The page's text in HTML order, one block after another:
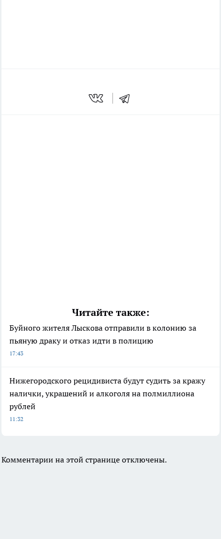
Читайте также:
Буйного жителя Лыскова отправили в колонию за
пьяную драку и отказ идти в полицию
17:43
Нижегородского рецидивиста будут судить за кражу
налички, украшений и алкоголя на полмиллиона
рублей
11:32
Комментарии на этой странице отключены.